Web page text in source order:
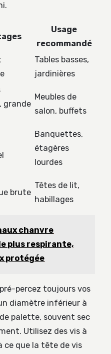
Usage
recommandé
Tables basses,
jardinières
grande
Meubles de
salon, buffets
Banquettes,
étagères
lourdes
brute
Têtes de lit,
habillages
chanvre
plus respirante,
protégée
percez toujours vos
diamètre inférieur à
palette, souvent sec
Utilisez des vis à
ce que la tête de vis